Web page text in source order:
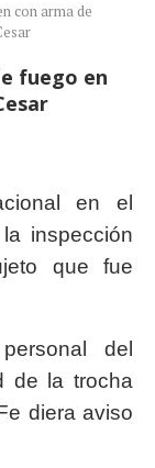
con arma de
fuego en
en el
inspección
que fue
del
de la trocha
diera aviso